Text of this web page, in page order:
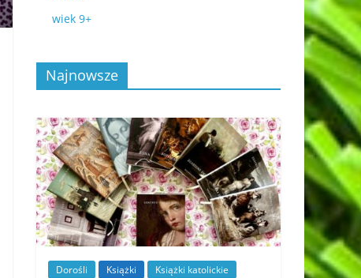
wiek 9+
Najnowsze
Dorośli Książki Książki katolickie